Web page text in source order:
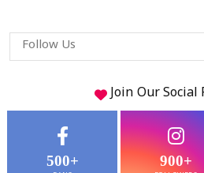
Follow Us
Join Our Social
500+ 900+